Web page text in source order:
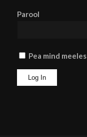
Parool
Pea mind meeles